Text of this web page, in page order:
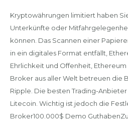
Kryptowährungen limitiert haben
Unterkünfte oder
können. Das Scannen einer
in ein digitales Format entfällt,
Ehrlichkeit und Offenheit, Ethereum
Broker aus aller Welt betreuen die
Ripple. Die besten Trading-Anbieter
Litecoin. Wichtig ist jedoch die
Broker100.000$ Demo